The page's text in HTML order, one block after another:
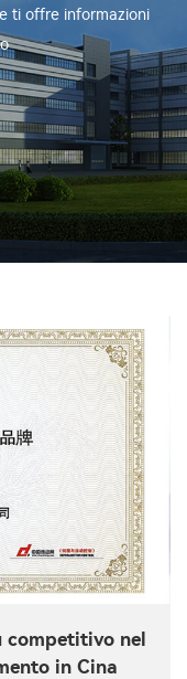
ti offre informazioni
competitivo nel
in Cina